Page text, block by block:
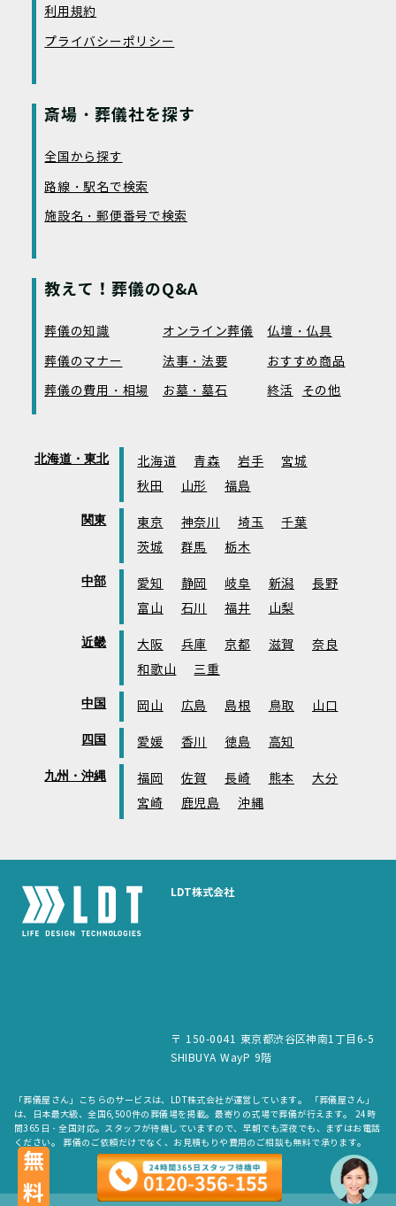
利用規約
プライバシーポリシー
斎場・葬儀社を探す
全国から探す
路線・駅名で検索
施設名・郵便番号で検索
教えて！葬儀のQ&A
葬儀の知識 オンライン葬儀
仏壇・仏具
葬儀のマナー
法事・法要
おすすめ商品
葬儀の費用・相場
お墓・墓石 終活 その他
北海道・東北 北海道 青森 岩手
宮城
秋田
山形 福島
関東 東京 神奈川 埼玉
千葉
茨城
群馬 栃木
中部 愛知 静岡 岐阜 新潟
長野
富山
石川 福井 山梨
近畿 大阪 兵庫 京都 滋賀
奈良
和歌山
三重
中国 岡山 広島 島根 鳥取 山口
四国 愛媛 香川 徳島 高知
九州・沖縄 福岡 佐賀 長崎 熊本
大分
宮崎
鹿児島 沖縄
LDT株式会社
〒 150-0041 東京都渋谷区神南1丁目6-5
SHIBUYA WayP 9階
「葬儀屋さん」こちらのサービスは、LDT株式会社が運営しています。 「葬儀屋さん」
は、日本最大級、全国6,500件の葬儀場を掲載。最寄りの式場で葬儀が行えます。 24時
間365日・全国対応。スタッフが待機していますので、早朝でも深夜でも、まずはお電話
ください。 葬儀のご依頼だけでなく、お見積もりや費用のご相談も無料で承ります。
copyright © LDT.Co.Ltd. All Rights Reserved.
無料